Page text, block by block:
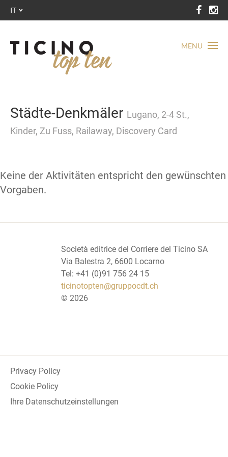
MENU
IT
Städte-Denkmäler Lugano, 2-4 St.,
Kinder, Zu Fuss, Railaway, Discovery Card
Keine der Aktivitäten entspricht den gewünschten
Vorgaben.
Società editrice del Corriere del Ticino SA
Via Balestra 2, 6600 Locarno
Tel: +41 (0)91 756 24 15
ticinotopten@gruppocdt.ch
© 2026
Privacy Policy
Cookie Policy
Ihre Datenschutzeinstellungen